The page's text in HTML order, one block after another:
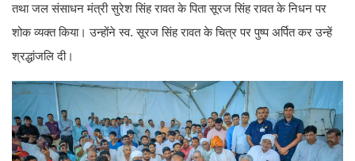
तथा जल संसाधन मंत्री सुरेश सिंह रावत के पिता सूरज सिंह रावत के निधन पर
शोक व्यक्त किया। उन्होंने स्व. सूरज सिंह रावत के चित्र पर पुष्प अर्पित कर उन्हें
श्रद्धांजलि दी।